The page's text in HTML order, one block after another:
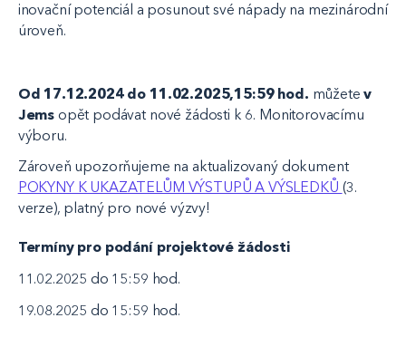
inovační potenciál a posunout své nápady na mezinárodní
úroveň.
Od 17.12.2024 do 11.02.2025,15:59 hod. můžetev
Jems opět podávat nové žádosti k 6. Monitorovacímu
výboru.
Zároveň upozorňujeme na aktualizovaný dokument
POKYNY K UKAZATELŮM VÝSTUPŮ A VÝSLEDKŮ (3.
verze), platný pro nové výzvy!
Termíny pro podání projektové žádosti
11.02.2025 do 15:59 hod.
19.08.2025 do 15:59 hod.